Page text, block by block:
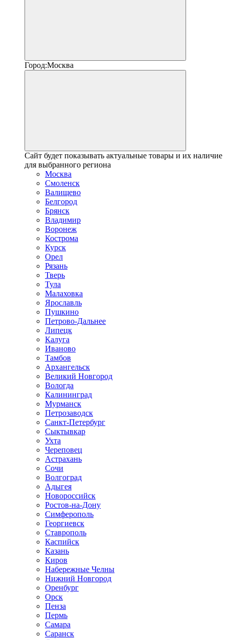
Город:Москва
Сайт будет показывать актуальные товары и их наличие
для выбранного региона
Москва
Смоленск
Валищево
Белгород
Брянск
Владимир
Воронеж
Кострома
Курск
Орел
Рязань
Тверь
Тула
Малаховка
Ярославль
Пушкино
Петрово-Дальнее
Липецк
Калуга
Иваново
Тамбов
Архангельск
Великий Новгород
Вологда
Калининград
Мурманск
Петрозаводск
Санкт-Петербург
Сыктывкар
Ухта
Череповец
Астрахань
Сочи
Волгоград
Адыгея
Новороссийск
Ростов-на-Дону
Симферополь
Георгиевск
Ставрополь
Каспийск
Казань
Киров
Набережные Челны
Нижний Новгород
Оренбург
Орск
Пенза
Пермь
Самара
Саранск